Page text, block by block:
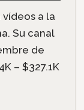
vídeos a la
Su canal
de
– $327.1K